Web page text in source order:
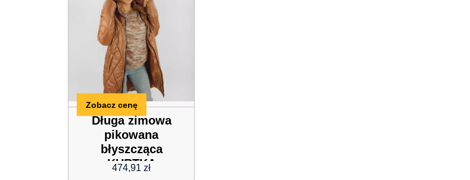
Długa zimowa
pikowana
błyszcząca
KURTKA
474,91 zł
Zobacz cenę